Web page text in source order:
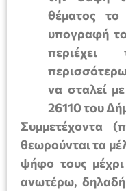
θέματος το
υπογραφή
να σταλεί
26110 του
Συμμετέχοντα
θεωρούνται τα
ψήφο τους
ανωτέρω,